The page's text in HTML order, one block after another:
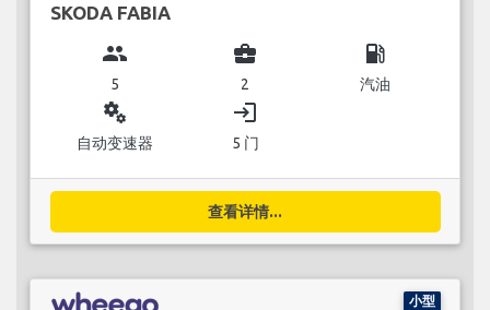
SKODA FABIA
group
5
business_center
2
local_gas_station
汽油
miscellaneous_services
自动变速器
login
5 门
查看详情...
小型